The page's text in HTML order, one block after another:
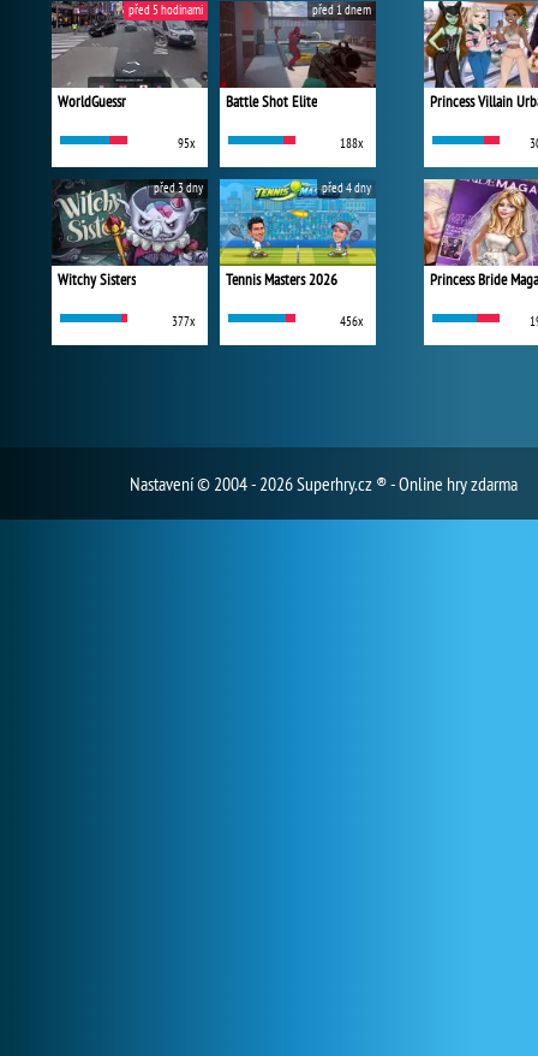
WorldGuessr
95x
před 5 hodinami
Battle Shot Elite
188x
před 1 dnem
Witchy Sisters
377x
před 3 dny
Tennis Masters 2026
456x
před 4 dny
Princess Bride
Nastavení© 2004 - 2026 Superhry.cz ® - Online hry zdarma